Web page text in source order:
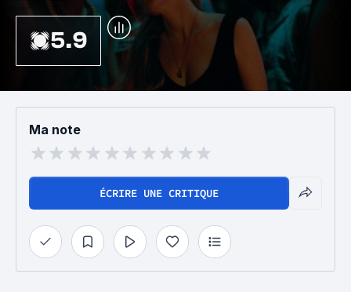
5.9
Ma note
ÉCRIRE UNE CRITIQUE